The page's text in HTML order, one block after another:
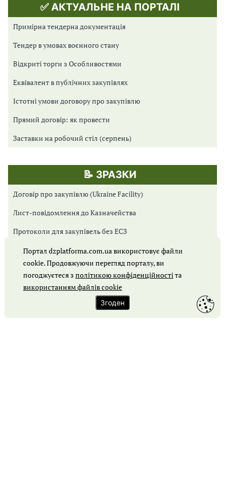
✅ АКТУАЛЬНЕ НА ПОРТАЛІ
Примірна тендерна документація
Тендер в умовах воєнного стану
Відкриті торги з Особливостями
Еквівалент в публічних закупівлях
Істотні умови договору про закупівлю
Прямий договір: як провести
Заставки на робочий стіл (серпень)
📝 ЗРАЗКИ
Договір про закупівлю (Ukraine Facility)
Лист-повідомлення до Казначейства
Протоколи для закупівель без ЕСЗ
Протоколи для Prozorro Market
Протоколи для відкритих торгів
Обґрунтування закупівлі
Портал dzplatforma.com.ua використовує файли
cookie. Продовжуючи перегляд порталу, ви
погоджуєтеся зполітикою конфіденційностіта
використанням файлів cookie
Згоден